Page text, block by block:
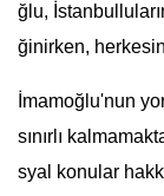
ğlu,
ğinirken,
İmamoğlu'nun
sınırlı
syal konular